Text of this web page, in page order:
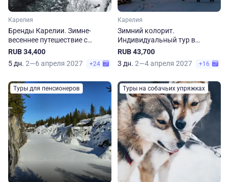
Карелия
Бренды Карелии. Зимне-
весеннее путешествие с
загородным отдыхом
RUB 34,400
5 дн. 2—6 апреля 2027 +24
Карелия
Зимний колорит.
Индивидуальный тур в
Карелию
RUB 43,700
3 дн. 2—4 апреля 2027 +16
Туры для пенсионеров Туры на собачьих упряжках